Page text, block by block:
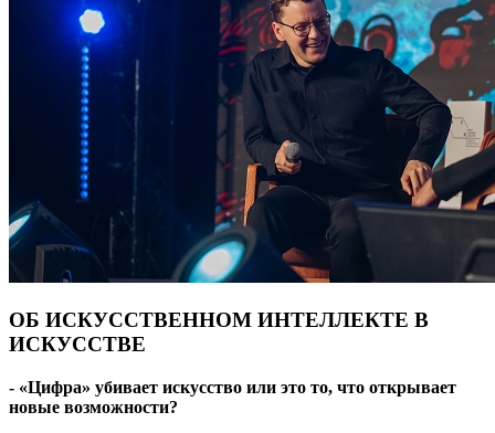
ОБ ИСКУССТВЕННОМ ИНТЕЛЛЕКТЕ В
ИСКУССТВЕ
- «Цифра» убивает искусство или это то, что открывает
новые возможности?